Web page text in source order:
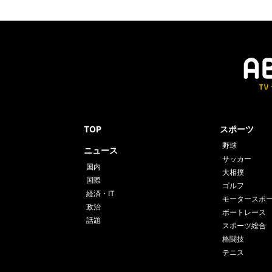
TOP
ニュース
国内
国際
経済・IT
政治
話題
スポーツ
野球
サッカー
大相撲
ゴルフ
モータースポ
ボートレース
スポーツ総合
格闘技
テニス